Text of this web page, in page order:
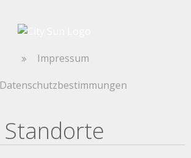
Impressum
Datenschutzbestimmungen
Standorte